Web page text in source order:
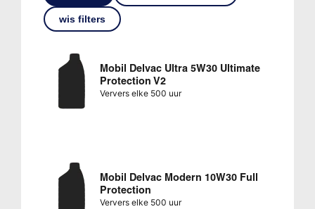
wis filters
Mobil Delvac Ultra 5W30 Ultimate
Protection V2
Ververs elke 500 uur
Mobil Delvac Modern 10W30 Full
Protection
Ververs elke 500 uur